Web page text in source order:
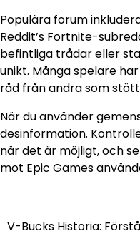
Populära forum
Reddit’s Fortnite-
befintliga trådar eller
unikt. Många spelare
råd från andra som
När du använder
desinformation.
när det är möjligt, och
mot Epic Games
Post
V-Bucks Historia: Förstå